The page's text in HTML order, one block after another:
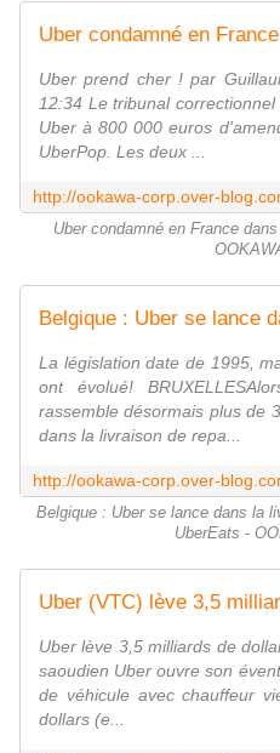
Uber prend cher ! par
12:34 Le tribunal
Uber à 800 000 euros
UberPop. Les deux ...
Uber condamné en France
La législation date de 1995,
ont évolué!
rassemble désormais plus de
dans la livraison de repa...
Belgique : Uber se lance dans la
UberEats -
Uber lève 3,5 milliards de
saoudien Uber ouvre son
de véhicule avec chauffeur
dollars (e...